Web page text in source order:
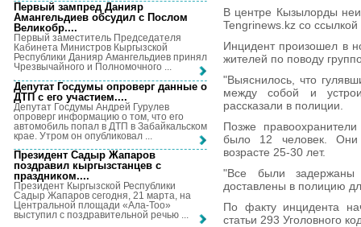
В центре Кызылорды
Tengrinews.kz со
Инцидент произошел в
жителей по поводу
"Выяснилось, что
между собой и
рассказали в полиции.
Позже
было 12 человек. Они
возрасте 25-30 лет.
"Все были задержаны
доставлены в полицию
По факту инцидента
статьи 293 Уголовного
Первый зампред Данияр
Амангельдиев обсудил с Послом
Великобр....
Первый заместитель Председателя
Кабинета Министров Кыргызской
Республики Данияр Амангельдиев принял
Чрезвычайного и Полномочного ...
Депутат Госдумы опроверг данные о
ДТП с его участием....
Депутат Госдумы Андрей Гурулев
опроверг информацию о том, что его
автомобиль попал в ДТП в Забайкальском
крае. Утром он опубликовал ...
Президент Садыр Жапаров
поздравил кыргызстанцев с
праздником....
Президент Кыргызской Республики
Садыр Жапаров сегодня, 21 марта, на
Центральной площади «Ала-Тоо»
выступил с поздравительной речью ...